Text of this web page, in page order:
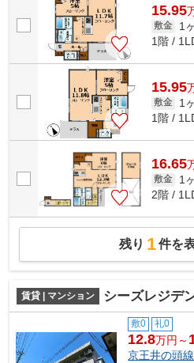
15.95
敷金 1
1階 /
15.95
敷金 1
1階 /
16.65
敷金 1
2階 /
残り 1件を
賃貸 | マンション シーズレジデ
敷0 礼0
12.8万円～
京王井の頭線